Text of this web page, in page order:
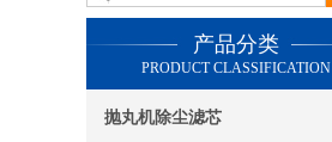
产品分类
PRODUCT CLASSIFICATION
抛丸机除尘滤芯